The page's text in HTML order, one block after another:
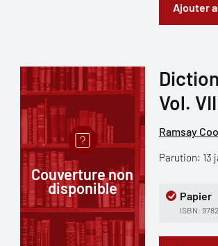
Ajouter
Couverture non
disponible
Vol.
Ramsay
Parution: 13
Papier
ISBN: